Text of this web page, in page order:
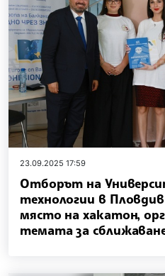
23.09.2025 17:59
Отборът на
технологии в
място на хакатон,
темата за